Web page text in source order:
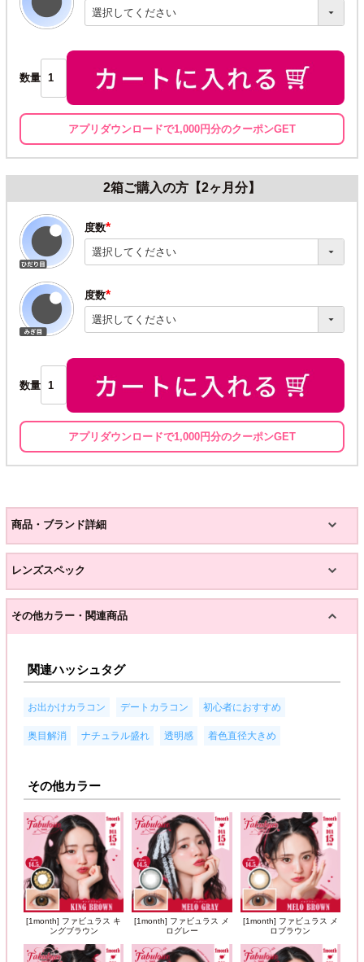
須)
数量
アプリダウンロードで1,000円分のクーポンGET
2箱ご購入の方【2ヶ月分】
度数
(必
須)
度数
(必
須)
数量
アプリダウンロードで1,000円分のクーポンGET
商品・ブランド詳細
レンズスペック
その他カラー・関連商品
関連ハッシュタグ
お出かけカラコン デートカラコン 初心者におすすめ
奥目解消 ナチュラル盛れ 透明感 着色直径大きめ
その他カラー
[1month] ファビュラス キ
ングブラウン
[1month] ファビュラス メ
ログレー
[1month] ファビュラス メ
ロブラウン